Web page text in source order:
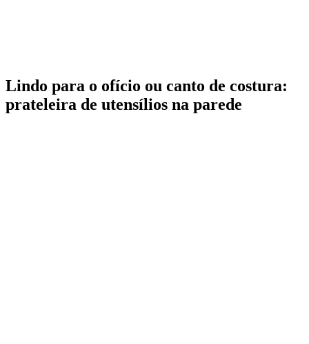
Lindo para o ofício ou canto de costura:
prateleira de utensílios na parede